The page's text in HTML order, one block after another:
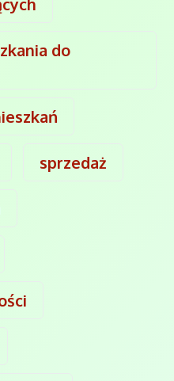
do
sprzedaż